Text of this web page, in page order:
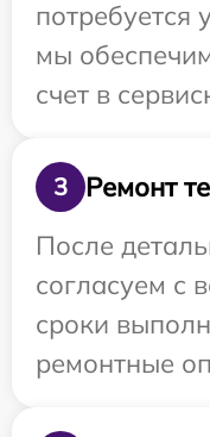
потребуется
мы
счет в
3
Ремонт
После
согласуем с
сроки
ремонтные